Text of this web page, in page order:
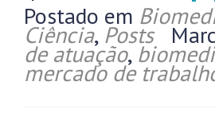
Postado em
Ciência, Posts
de atuação,
mercado de